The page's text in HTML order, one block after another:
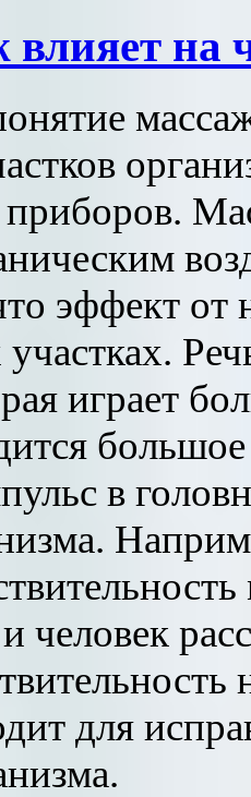
на
эффект от
играет
в
человек
для